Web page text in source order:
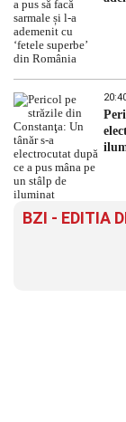
BZI - EDITIA